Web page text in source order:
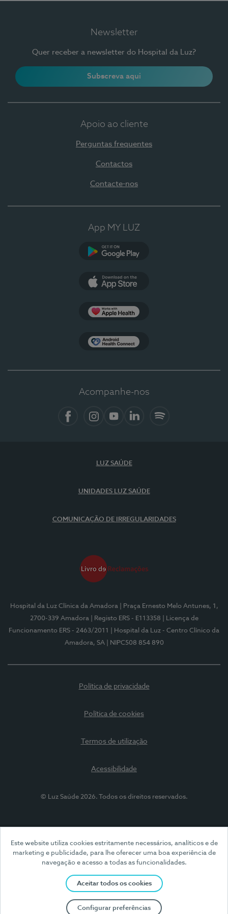
Este website utiliza cookies estritamente necessários, analíticos e de
marketing e publicidade, para lhe oferecer uma boa experiência de
navegação e acesso a todas as funcionalidades.
Aceitar todos os cookies
Configurar preferências
Newsletter
Quer receber a newsletter do Hospital da Luz?
Subscreva aqui
Apoio ao cliente
Perguntas frequentes
Contactos
Contacte-nos
App MY LUZ
Acompanhe-nos
LUZ SAÚDE
UNIDADES LUZ SAÚDE
COMUNICAÇÃO DE IRREGULARIDADES
Hospital da Luz Clínica da Amadora
| Praça Ernesto Melo Antunes, 1,
2700-339 Amadora
| Registo ERS - E113358
| Licença de
Funcionamento ERS - 2463/2011
| Hospital da Luz - Centro Clínico da
Amadora, SA
| NIPC508 854 890
Política de privacidade
Política de cookies
Termos de utilização
Acessibilidade
© Luz Saúde 2026. Todos os direitos reservados.